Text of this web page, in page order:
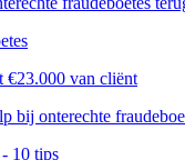
€23.000 van cliënt
bij onterechte
10 tips